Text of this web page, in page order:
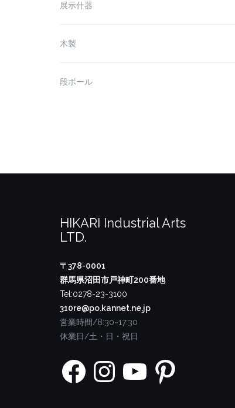
展示什器
木製
段ボール
HIKARI Industrial Arts
LTD.
〒378-0001
群馬県沼田市戸神町200番地
Tel:0278-23-3100
310re@po.kannet.ne.jp
営業時間/8:30~17:30
休業日/土・日・祝日
FacebookInstagram Pinterest